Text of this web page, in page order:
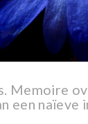
Memoire
een naïeve